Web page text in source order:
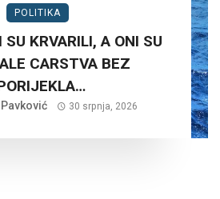
POLITIKA
KRVARILI, A ONI SU
CARSTVA BEZ
30 srpnja, 2026